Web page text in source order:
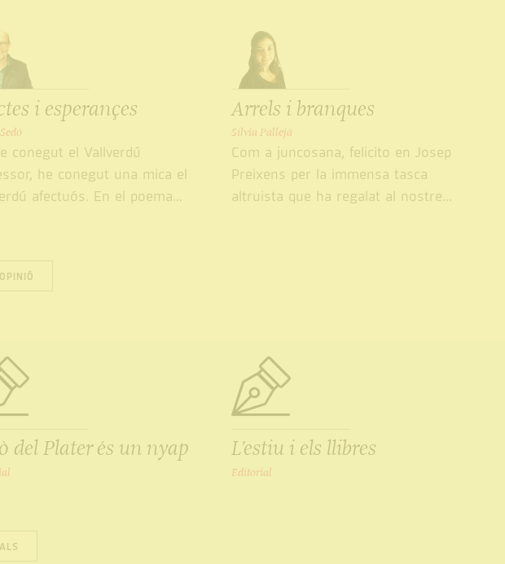
i esperançes
conegut el Vallverdú
he conegut una mica el
afectuós. En el poema...
Arrels i branques
Sílvia Pallejà
Com a juncosana, felicito en Josep
Preixens per la immensa tasca
altruista que ha regalat al nostre...
del Plater és un nyap L’estiu i els llibres
Editorial